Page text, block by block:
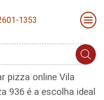
1353
pizza online Vila
936 é a escolha ideal